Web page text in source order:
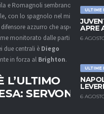
ULTIME
APRE
6
ULTIME
6
e Romagnoli sembrano
con lo spagnolo nel mirino
azzurro che aspetta la
monitorato dalle parti di
due centrali è Diego
in forza al Brighton.
L’ULTIMO
SERVONO